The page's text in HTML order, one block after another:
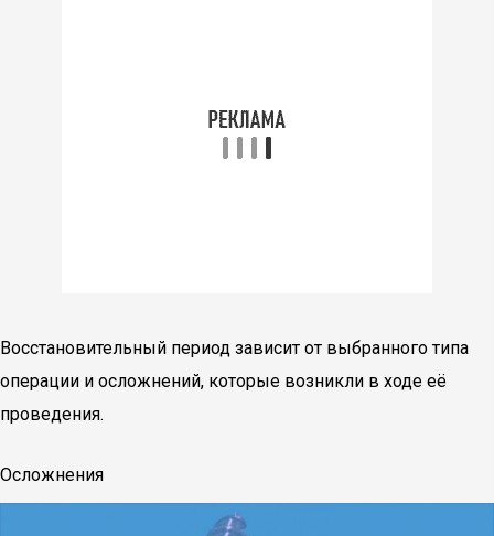
Восстановительный период зависит от выбранного типа
операции и осложнений, которые возникли в ходе её
проведения.
Осложнения